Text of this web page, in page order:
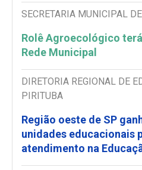
SECRETARIA MUNICIPAL
Rolê Agroecológico
Rede Municipal
DIRETORIA REGIONAL DE
PIRITUBA
Região oeste de SP
unidades educacionais
atendimento na